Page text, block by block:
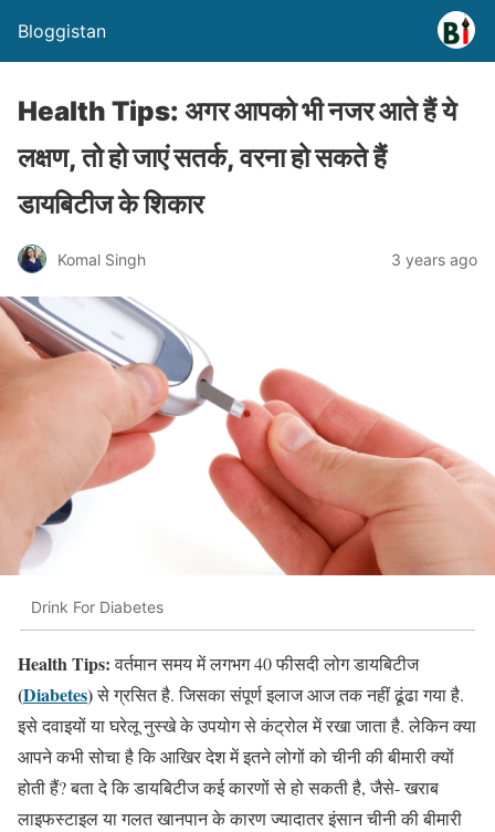
Bloggistan
Health Tips: अगर आपको भी नजर आते हैं ये
लक्षण, तो हो जाएं सतर्क, वरना हो सकते हैं
डायबिटीज के शिकार
Komal Singh 3 years ago
Drink For Diabetes
Health Tips:वर्तमान समय में लगभग 40 फीसदी लोग डायबिटीज
(Diabetes)से ग्रसित है. जिसका संपूर्ण इलाज आज तक नहीं ढूंढा गया है.
इसे दवाइयों या घरेलू नुस्खे के उपयोग से कंट्रोल में रखा जाता है. लेकिन क्या
आपने कभी सोचा है कि आखिर देश में इतने लोगों को चीनी की बीमारी क्यों
होती हैं? बता दे कि डायबिटीज कई कारणों से हो सकती है, जैसे- खराब
लाइफस्टाइल या गलत खानपान के कारण ज्यादातर इंसान चीनी की बीमारी